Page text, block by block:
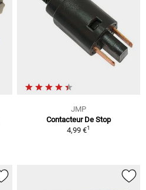
JMP
Contacteur De Stop
4,99 €1